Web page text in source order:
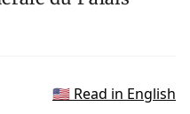
🇺🇸 Read in English